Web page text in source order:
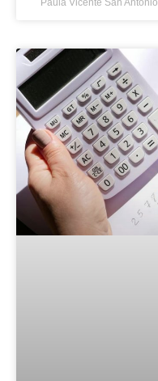
Paula Vicente San Antonio